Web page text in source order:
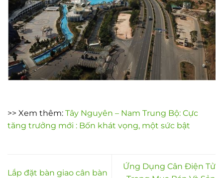
>> Xem thêm: Tây Nguyên – Nam Trung Bộ: Cực
tăng trưởng mới : Bốn khát vọng, một sức bật
Lắp đặt bàn giao cân bàn
Ứng Dụng Cân Điện Tử